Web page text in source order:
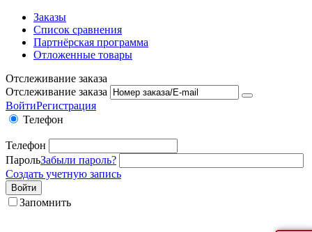
Заказы
Список сравнения
Партнёрская программа
Отложенные товары
Отслеживание заказа
Отслеживание заказа
ВойтиРегистрация
Телефон
Телефон
ПарольЗабыли пароль?
Создать учетную запись
Войти
Запомнить